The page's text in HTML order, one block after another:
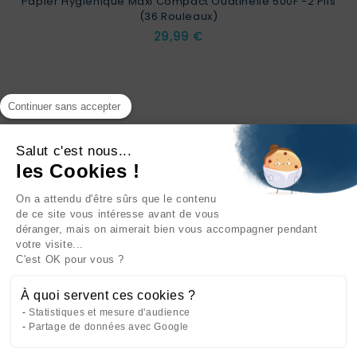
(36 Rouleaux)
Prix
29,99 €
INFORMATIONS
NOTRE SOCIÉTÉ
NOS PRODUITS
CATÉGORIES
Continuer sans accepter
Salut c'est nous...
les Cookies !
On a attendu d'être sûrs que le contenu
de ce site vous intéresse avant de vous
déranger, mais on aimerait bien vous accompagner pendant
votre visite...
C'est OK pour vous ?
À quoi servent ces cookies ?
Statistiques et mesure d'audience
Partage de données avec Google